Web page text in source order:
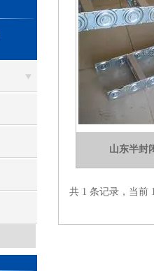
山东半封
共 1 条记录，当